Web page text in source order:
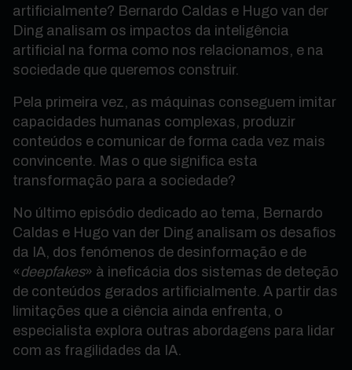
artificialmente? Bernardo Caldas e Hugo van der
Ding analisam os impactos da inteligência
artificial na forma como nos relacionamos, e na
sociedade que queremos construir.
Pela primeira vez, as máquinas conseguem imitar
capacidades humanas complexas, produzir
conteúdos e comunicar de forma cada vez mais
convincente. Mas o que significa esta
transformação para a sociedade?
No último episódio dedicado ao tema, Bernardo
Caldas e Hugo van der Ding analisam os desafios
da IA, dos fenómenos de desinformação e de
«deepfakes» à ineficácia dos sistemas de deteção
de conteúdos gerados artificialmente. A partir das
limitações que a ciência ainda enfrenta, o
especialista explora outras abordagens para lidar
com as fragilidades da IA.